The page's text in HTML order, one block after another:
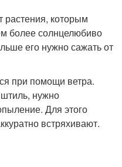
растения, которым
более солнцелюбиво
его нужно сажать от
при помощи ветра.
нужно
Для этого
встряхивают.